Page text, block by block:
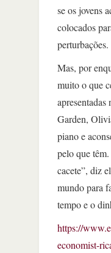
se os jovens
colocados
perturbações.
Mas, por
muito o que
Garden,
piano e
pelo que
cacete”, diz
mundo para
tempo e o
https://
economist-